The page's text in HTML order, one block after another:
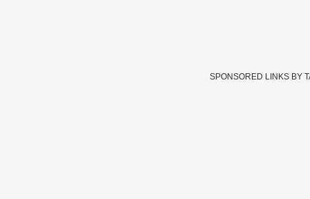
SPONSORED LINKS BY